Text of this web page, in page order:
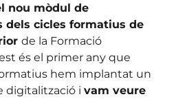
nou mòdul de
cicles formatius de
de la Formació
és el primer any que
hem implantat un
digitalització i vam veure